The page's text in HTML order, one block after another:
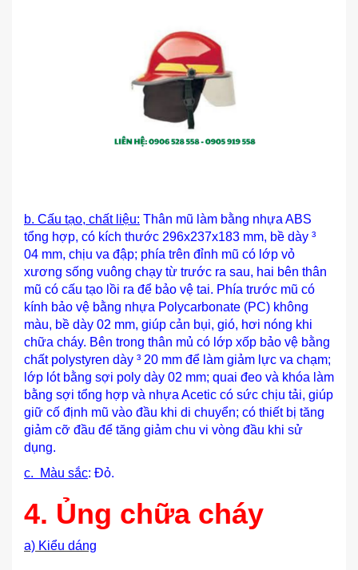
b. Cấu tạo, chất liệu: Thân mũ làm bằng nhựa ABS
tổng hợp, có kích thước 296x237x183 mm, bề dày ³
04 mm, chịu va đập; phía trên đỉnh mũ có lớp vỏ
xương sống vuông chạy từ trước ra sau, hai bên thân
mũ có cấu tạo lồi ra để bảo vệ tai. Phía trước mũ có
kính bảo vệ bằng nhựa Polycarbonate (PC) không
màu, bề dày 02 mm, giúp cản bụi, gió, hơi nóng khi
chữa cháy. Bên trong thân mủ có lớp xốp bảo vệ bằng
chất polystyren dày ³ 20 mm để làm giảm lực va chạm;
lớp lót bằng sợi poly dày 02 mm; quai đeo và khóa làm
bằng sợi tổng hợp và nhựa Acetic có sức chịu tải, giúp
giữ cố định mũ vào đầu khi di chuyển; có thiết bị tăng
giảm cỡ đầu để tăng giảm chu vi vòng đầu khi sử
dụng.
c. Màu sắc: Đỏ.
4. Ủng chữa cháy
a) Kiểu dáng